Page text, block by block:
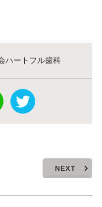
ハートフル歯科
NEXT